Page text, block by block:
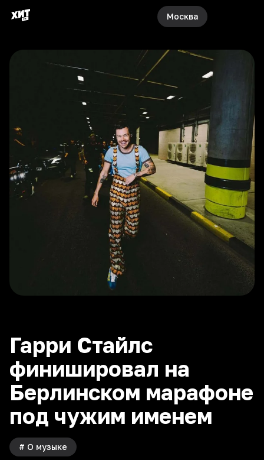
Москва
Гарри Стайлс
финишировал на
Берлинском марафоне
под чужим именем
# О музыке